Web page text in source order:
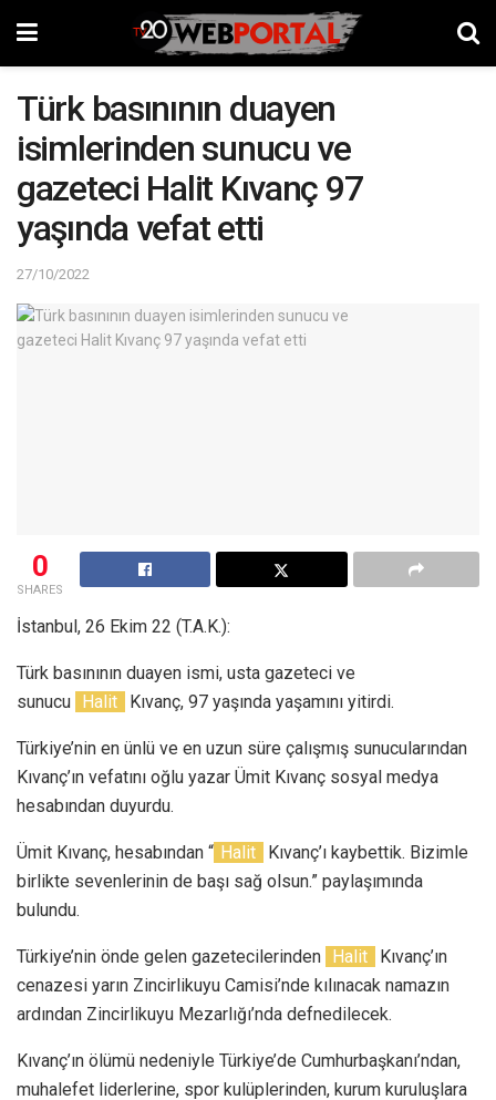
Türk basınının duayen
isimlerinden sunucu ve
gazeteci Halit Kıvanç 97
yaşında vefat etti
27/10/2022
0
SHARES
İstanbul, 26 Ekim 22 (T.A.K.):
Türk basınının duayen ismi, usta gazeteci ve
sunucu Halit Kıvanç, 97 yaşında yaşamını yitirdi.
Türkiye’nin en ünlü ve en uzun süre çalışmış sunucularından
Kıvanç’ın vefatını oğlu yazar Ümit Kıvanç sosyal medya
hesabından duyurdu.
Ümit Kıvanç, hesabından “ Halit
Kıvanç’ı kaybettik. Bizimle
birlikte sevenlerinin de başı sağ olsun.” paylaşımında
bulundu.
Türkiye’nin önde gelen gazetecilerinden Halit
Kıvanç’ın
cenazesi yarın Zincirlikuyu Camisi’nde kılınacak namazın
ardından Zincirlikuyu Mezarlığı’nda defnedilecek.
Kıvanç’ın ölümü nedeniyle Türkiye’de Cumhurbaşkanı’ndan,
muhalefet liderlerine, spor kulüplerinden, kurum kuruluşlara